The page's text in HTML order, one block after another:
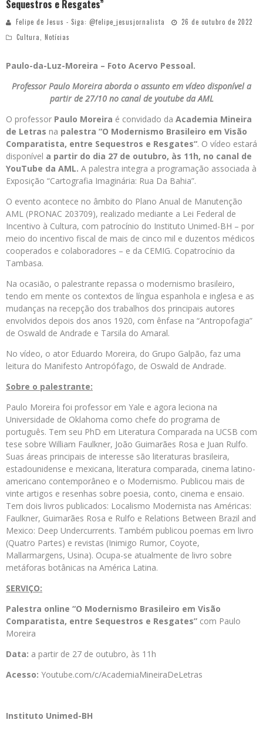
Sequestros e Resgates”
Felipe de Jesus - Siga: @felipe_jesusjornalista
26 de outubro de 2022
Cultura, Notícias
Paulo-da-Luz-Moreira – Foto Acervo Pessoal.
Professor Paulo Moreira aborda o assunto em vídeo disponível a
partir de 27/10 no canal de youtube da AML
O professor Paulo Moreira é convidado da Academia Mineira
de Letras na palestra “O Modernismo Brasileiro em Visão
Comparatista, entre Sequestros e Resgates“. O vídeo estará
disponível a partir do dia 27 de outubro, às 11h, no canal de
YouTube da AML. A palestra integra a programação associada à
Exposição “Cartografia Imaginária: Rua Da Bahia”.
O evento acontece no âmbito do Plano Anual de Manutenção
AML (PRONAC 203709), realizado mediante a Lei Federal de
Incentivo à Cultura, com patrocínio do Instituto Unimed-BH – por
meio do incentivo fiscal de mais de cinco mil e duzentos médicos
cooperados e colaboradores – e da CEMIG. Copatrocínio da
Tambasa.
Na ocasião, o palestrante repassa o modernismo brasileiro,
tendo em mente os contextos de língua espanhola e inglesa e as
mudanças na recepção dos trabalhos dos principais autores
envolvidos depois dos anos 1920, com ênfase na “Antropofagia”
de Oswald de Andrade e Tarsila do Amaral.
No vídeo, o ator Eduardo Moreira, do Grupo Galpão, faz uma
leitura do Manifesto Antropófago, de Oswald de Andrade.
Sobre o palestrante:
Paulo Moreira foi professor em Yale e agora leciona na
Universidade de Oklahoma como chefe do programa de
português. Tem seu PhD em Literatura Comparada na UCSB com
tese sobre William Faulkner, João Guimarães Rosa e Juan Rulfo.
Suas áreas principais de interesse são literaturas brasileira,
estadounidense e mexicana, literatura comparada, cinema latino-
americano contemporâneo e o Modernismo. Publicou mais de
vinte artigos e resenhas sobre poesia, conto, cinema e ensaio.
Tem dois livros publicados: Localismo Modernista nas Américas:
Faulkner, Guimarães Rosa e Rulfo e Relations Between Brazil and
Mexico: Deep Undercurrents. Também publicou poemas em livro
(Quatro Partes) e revistas (Inimigo Rumor, Coyote,
Mallarmargens, Usina). Ocupa-se atualmente de livro sobre
metáforas botânicas na América Latina.
SERVIÇO:
Palestra online “O Modernismo Brasileiro em Visão
Comparatista, entre Sequestros e Resgates” com Paulo
Moreira
Data: a partir de 27 de outubro, às 11h
Acesso: Youtube.com/c/AcademiaMineiraDeLetras
Instituto Unimed-BH